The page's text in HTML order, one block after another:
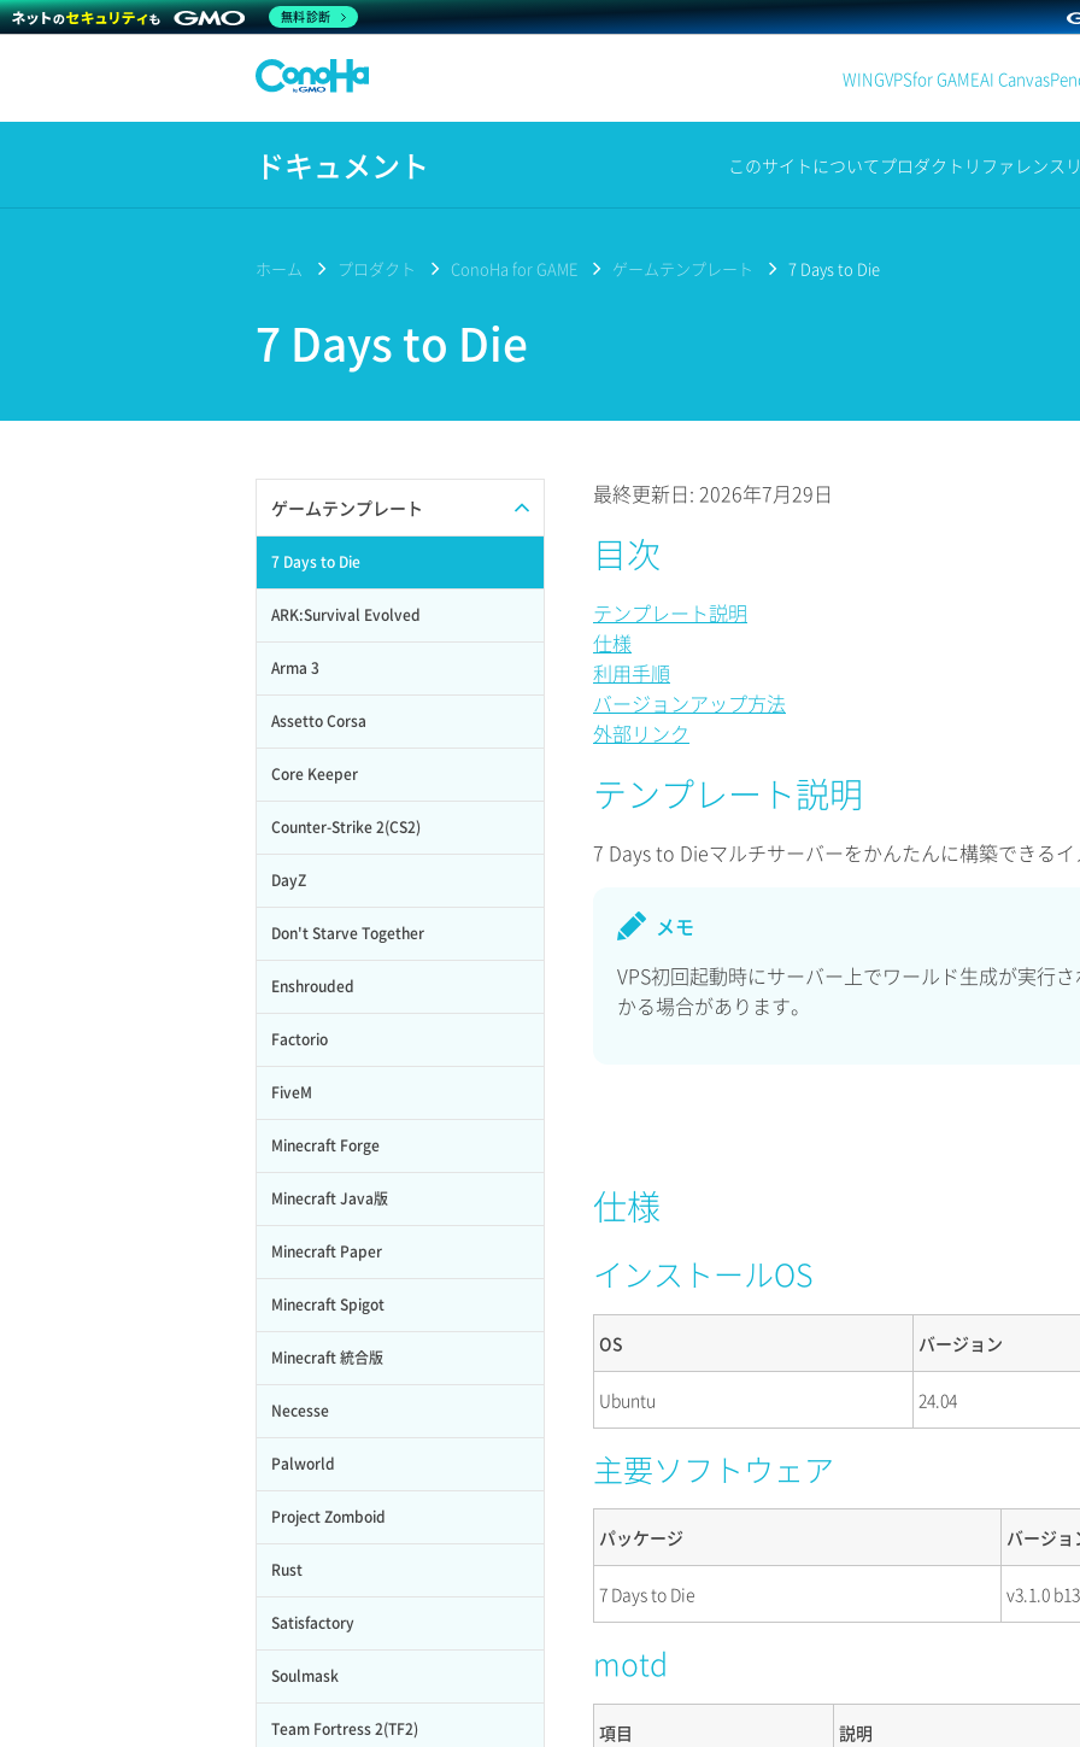
WINGVPSfor GAMEAI Canvas
ドキュメント このサイトについてプロダクト リファレンス
ホーム プロダクト ConoHa for GAME ゲームテンプレート 7 Days to Die
7 Days to Die
ゲームテンプレート
7 Days to Die
ARK:Survival Evolved
Arma 3
Assetto Corsa
Core Keeper
Counter-Strike 2(CS2)
DayZ
Don't Starve Together
Enshrouded
Factorio
FiveM
Minecraft Forge
Minecraft Java版
Minecraft Paper
Minecraft Spigot
Minecraft 統合版
Necesse
Palworld
Project Zomboid
Rust
Satisfactory
Soulmask
Team Fortress 2(TF2)
最終更新日: 2026年7月29日
目次
テンプレート説明
仕様
利用手順
バージョンアップ方法
外部リンク
テンプレート説明
7 Days to Dieマルチサーバーをかんたんに構築できる
メモ
VPS初回起動時にサーバー上でワールド生成が実行
かる場合があります。
仕様
インストールOS
OS バージョン
Ubuntu 24.04
主要ソフトウェア
パッケージ バージョ
7 Days to Die v3.1.0 b13
motd
項目 説明
無料診断